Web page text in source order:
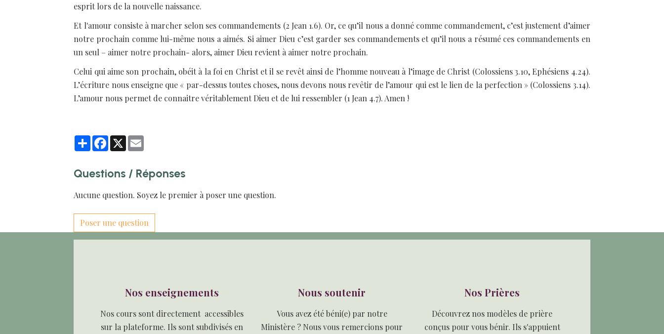
esprit lors de la nouvelle naissance.
Et l'amour consiste à marcher selon ses commandements (2 Jean 1.6). Or, ce qu’il nous a donné comme commandement, c’est justement d’aimer
notre prochain comme lui-même nous a aimés. Si aimer Dieu c’est garder ses commandements et qu’il nous a résumé ces commandements en
un seul – aimer notre prochain- alors, aimer Dieu revient à aimer notre prochain.
Celui qui aime son prochain, obéit à la foi en Christ et il se revêt ainsi de l’homme nouveau à l’image de Christ (Colossiens 3.10, Ephésiens 4.24).
L’écriture nous enseigne que « par-dessus toutes choses, nous devons nous revêtir de l’amour qui est le lien de la perfection » (Colossiens 3.14).
L’amour nous permet de connaitre véritablement Dieu et de lui ressembler (1 Jean 4.7). Amen !
PartagerFacebook
X
Questions / Réponses
Aucune question. Soyez le premier à poser une question.
Poser une question
Nos enseignements
Nos cours sont directement accessibles
sur la plateforme. Ils sont subdivisés en
Nous soutenir
Vous avez été béni(e) par notre
Ministère ? Nous vous remercions pour
Nos Prières
Découvrez nos modèles de prière
conçus pour vous bénir. Ils s'appuient